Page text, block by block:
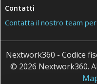
Contatti
Contatta il nostro team
Nextwork360 - Codice
© 2026 Nextwork360.